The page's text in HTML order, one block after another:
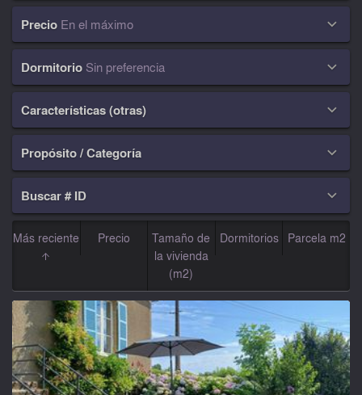
Precio En el máximo 
Dormitorio Sin preferencia 
Características (otras) 
Propósito / Categoría 
Buscar # ID 
Más reciente Precio
Tamaño de
la vivienda
(m2)
Dormitorios Parcela m2